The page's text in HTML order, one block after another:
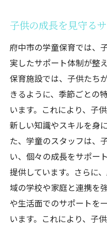
子供の成長を見守る
府中市の学童保育では、
実したサポート体制が整
保育施設では、子供たち
きるように、季節ごとの
います。これにより、子
新しい知識やスキルを身
た、学童のスタッフは、
い、個々の成長をサポー
提供しています。さらに
域の学校や家庭と連携を
や生活面でのサポートを
います。これにより、子